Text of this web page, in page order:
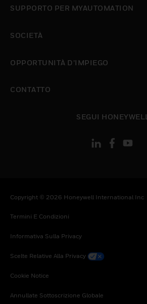
SUPPORTO PER MYAUTOMATION
SOCIETÀ
OPPORTUNITÀ D’IMPIEGO
CONTATTO
SEGUI HONEYWELL
Copyright © 2026 Honeywell International Inc
Termini E Condizioni
Informativa Sulla Privacy
Scelte Relative Alla Privacy
Cookie Notice
Annullate Sottoscrizione Globale